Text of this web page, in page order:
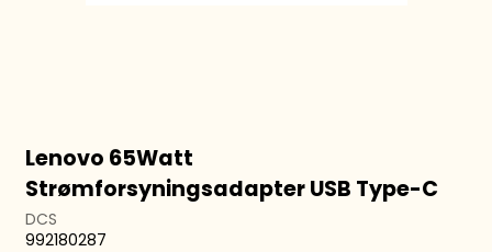
Lenovo 65Watt
Strømforsyningsadapter USB Type-C
DCS
992180287